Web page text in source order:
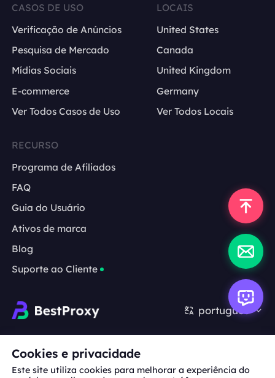
CASOS DE USO
Verificação de Anúncios
Pesquisa de Mercado
Mídias Sociais
E-commerce
Ver Todos Casos de Uso
LOCAIS
United States
Canada
United Kingdom
Germany
Ver Todos Locais
RECURSO
Programa de Afiliados
FAQ
Guia do Usuário
Ativos de marca
Blog
Suporte ao Cliente
português
Cooperação:michael.wang@bestproxy.com
Cookies e privacidade
Este site utiliza cookies para melhorar a experiência do